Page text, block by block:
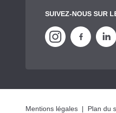
SUIVEZ-NOUS SUR
Mentions légales | Plan du